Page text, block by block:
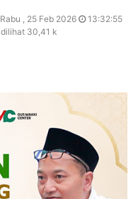
Rabu , 25 Feb 2026
13:32:55
dilihat 30,41 k